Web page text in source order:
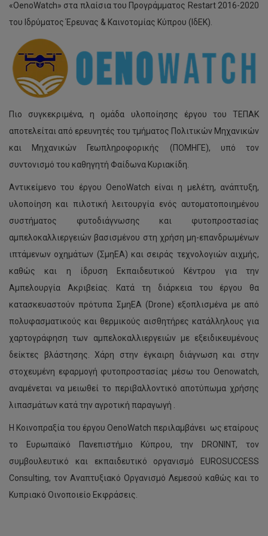
Ερευνητική Ομάδα Infrastructure
«OenoWatch» στα πλαίσια του Προγράμματος Restart 2016-2020
του Ιδρύματος Έρευνας & Καινοτομίας Κύπρου (ΙδΕΚ).
Πιο συγκεκριμένα, η ομάδα υλοποίησης έργου του ΤΕΠΑΚ
αποτελείται από ερευνητές του τμήματος Πολιτικών Μηχανικών
και Μηχανικών Γεωπληροφορικής (ΠΟΜΗΓΕ), υπό τον
συντονισμό του καθηγητή Φαίδωνα Κυριακίδη.
Αντικείμενο του έργου OenoWatch είναι η μελέτη, ανάπτυξη,
υλοποίηση και πιλοτική λειτουργία ενός αυτοματοποιημένου
συστήματος φυτοδιάγνωσης και φυτοπροστασίας
αμπελοκαλλιεργειών βασισμένου στη χρήση μη-επανδρωμένων
ιπτάμενων οχημάτων (ΣμηΕΑ) και σειράς τεχνολογιών αιχμής,
καθώς και η ίδρυση Εκπαιδευτικού Κέντρου για την
Αμπελουργία Ακριβείας. Κατά τη διάρκεια του έργου θα
κατασκευαστούν πρότυπα ΣμηΕΑ (Drone) εξοπλισμένα με από
πολυφασματικούς και θερμικούς αισθητήρες κατάλληλους για
χαρτογράφηση των αμπελοκαλλιεργειών με εξειδικευμένους
δείκτες βλάστησης. Χάρη στην έγκαιρη διάγνωση και στην
στοχευμένη εφαρμογή φυτοπροστασίας μέσω του Oenowatch,
αναμένεται να μειωθεί το περιβαλλοντικό αποτύπωμα χρήσης
λιπασμάτων κατά την αγροτική παραγωγή .
Η Κοινοπραξία του έργου OenoWatch περιλαμβάνει ως εταίρους
το Ευρωπαϊκό Πανεπιστήμιο Κύπρου, την DRONINT, τον
συμβουλευτικό και εκπαιδευτικό οργανισμό EUROSUCCESS
Consulting, τον Αναπτυξιακό Οργανισμό Λεμεσού καθώς και το
Κυπριακό Οινοποιείο Εκφράσεις.